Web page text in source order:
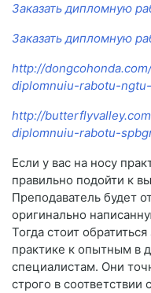
Заказать дипломную
Заказать дипломную
http://
diplomnuiu-rabotu-
http://
diplomnuiu-rabotu-
Если у вас на носу
правильно подойти к
Преподаватель будет
оригинально
Тогда стоит
практике к опытным в
специалистам. Они
строго в